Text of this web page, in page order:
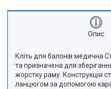
Опис
Кліть для балонів медична
та призначена для
жорстку раму. Конструкція
ланцюгом за допомогою